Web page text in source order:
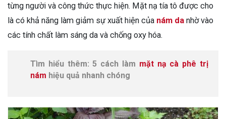
từng người và công thức thực hiện. Mặt nạ tía tô được cho
là có khả năng làm giảm sự xuất hiện của nám da nhờ vào
các tính chất làm sáng da và chống oxy hóa.
Tìm hiểu thêm: 5 cách làm mặt nạ cà phê trị
nám hiệu quả nhanh chóng